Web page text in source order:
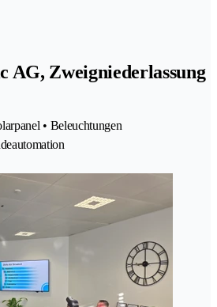
AG, Zweigniederlassung
• Beleuchtungen